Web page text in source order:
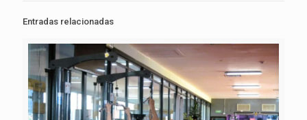
Entradas relacionadas